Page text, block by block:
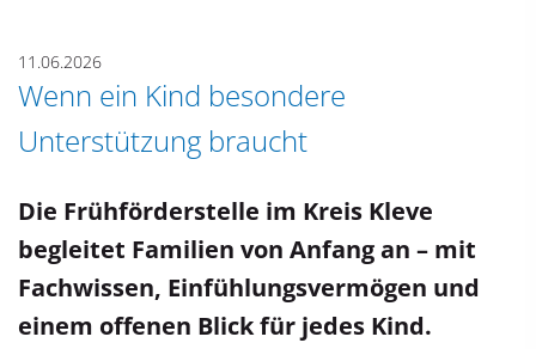
11.06.2026
Wenn ein Kind besondere
Unterstützung braucht
Die Frühförderstelle im Kreis Kleve
begleitet Familien von Anfang an – mit
Fachwissen, Einfühlungsvermögen und
einem offenen Blick für jedes Kind.